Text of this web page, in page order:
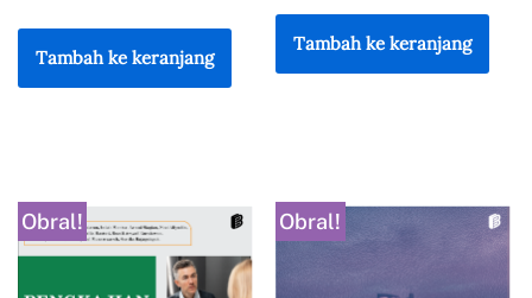
Tambah ke keranjang
Tambah ke keranjang
Obral! Obral!